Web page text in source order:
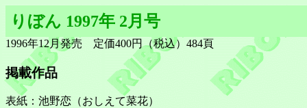
りぼん 1997年 2月号
1996年12月発売 定価400円（税込）484頁
掲載作品
表紙：池野恋（おしえて菜花）